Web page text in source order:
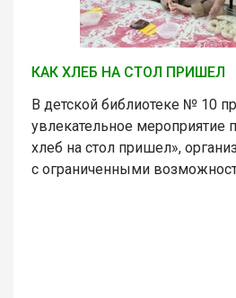
КАК ХЛЕБ НА СТОЛ ПРИШЕЛ
В детской библиотеке № 10
увлекательное мероприятие
хлеб на стол пришел»,
с ограниченными